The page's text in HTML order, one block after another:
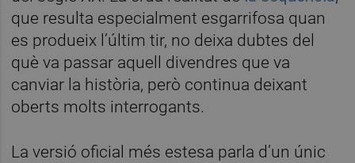
que resulta especialment esgarrifosa quan
es produeix l’últim tir, no deixa dubtes del
què va passar aquell divendres que va
canviar la història, però continua deixant
oberts molts interrogants.
La versió oficial més estesa parla d’un únic